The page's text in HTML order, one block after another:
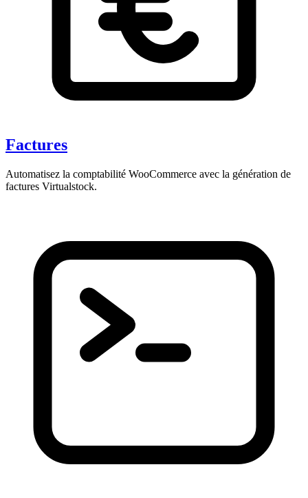
Factures
Automatisez la comptabilité WooCommerce avec la génération de
factures Virtualstock.